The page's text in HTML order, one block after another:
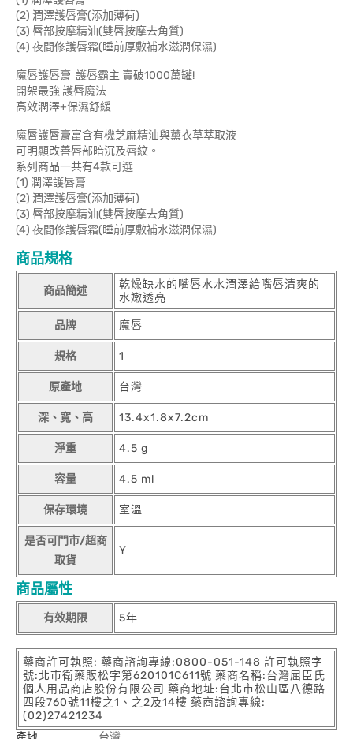
(2) 潤澤護唇膏(添加薄荷)
(3) 唇部按摩精油(雙唇按摩去角質)
(4) 夜間修護唇霜(睡前厚敷補水滋潤保濕)
魔唇護唇膏 護唇霸主 賣破1000萬罐!
開架最強 護唇魔法
高效潤澤+保濕舒緩
魔唇護唇膏富含有機芝麻精油與薰衣草萃取液
可明顯改善唇部暗沉及唇紋。
系列商品一共有4款可選
(1) 潤澤護唇膏
(2) 潤澤護唇膏(添加薄荷)
(3) 唇部按摩精油(雙唇按摩去角質)
(4) 夜間修護唇霜(睡前厚敷補水滋潤保濕)
商品規格
商品簡述
乾燥缺水的嘴唇水水潤澤給嘴唇清爽的
水嫩透亮
品牌 魔唇
規格 1
原產地 台灣
深、寬、高 13.4x1.8x7.2cm
淨重 4.5 g
容量 4.5 ml
保存環境 室溫
是否可門市/超商
取貨
Y
商品屬性
有效期限 5年
藥商許可執照: 藥商諮詢專線:0800-051-148 許可執照字
號:北市衛藥販松字第620101C611號 藥商名稱:台灣屈臣氏
個人用品商店股份有限公司 藥商地址:台北市松山區八德路
四段760號11樓之1、之2及14樓 藥商諮詢專線:
(02)27421234